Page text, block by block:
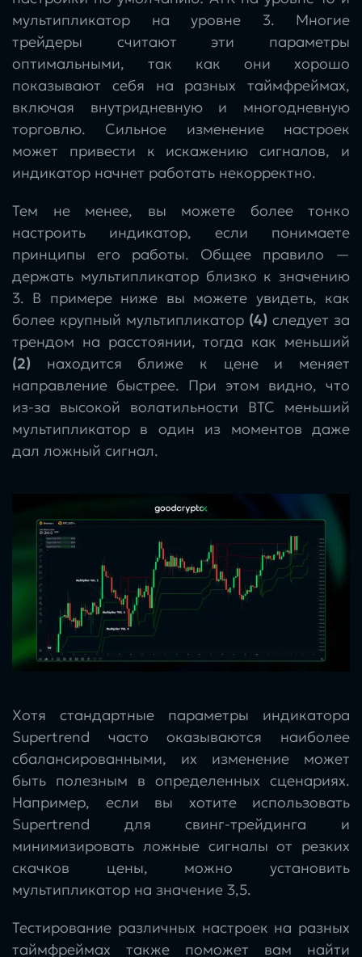
мультипликатор на уровне 3. Многие
трейдеры считают эти параметры
оптимальными, так как они хорошо
показывают себя на разных таймфреймах,
включая внутридневную и многодневную
торговлю. Сильное изменение настроек
может привести к искажению сигналов, и
индикатор начнет работать некорректно.
Тем не менее, вы можете более тонко
настроить индикатор, если понимаете
принципы его работы. Общее правило —
держать мультипликатор близко к значению
3. В примере ниже вы можете увидеть, как
более крупный мультипликатор (4) следует за
трендом на расстоянии, тогда как меньший
(2) находится ближе к цене и меняет
направление быстрее. При этом видно, что
из-за высокой волатильности BTC меньший
мультипликатор в один из моментов даже
дал ложный сигнал.
Хотя стандартные параметры индикатора
Supertrend часто оказываются наиболее
сбалансированными, их изменение может
быть полезным в определенных сценариях.
Например, если вы хотите использовать
Supertrend для свинг-трейдинга и
минимизировать ложные сигналы от резких
скачков цены, можно установить
мультипликатор на значение 3,5.
Тестирование различных настроек на разных
таймфреймах также поможет вам найти